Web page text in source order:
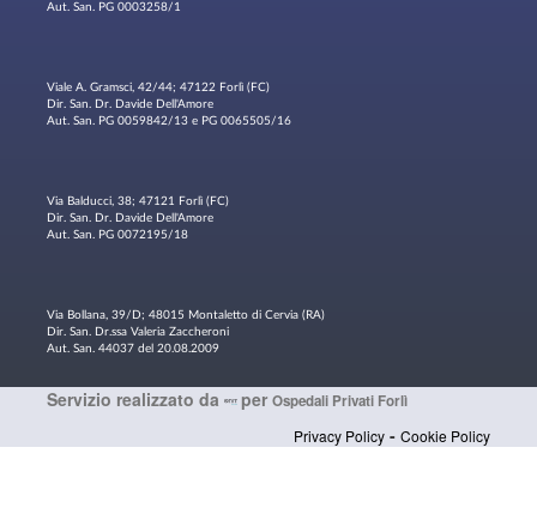
Aut. San. PG 0003258/1
Viale A. Gramsci, 42/44; 47122 Forlì (FC)
Dir. San. Dr. Davide Dell'Amore
Aut. San. PG 0059842/13 e PG 0065505/16
Via Balducci, 38; 47121 Forlì (FC)
Dir. San. Dr. Davide Dell'Amore
Aut. San. PG 0072195/18
Via Bollana, 39/D; 48015 Montaletto di Cervia (RA)
Dir. San. Dr.ssa Valeria Zaccheroni
Aut. San. 44037 del 20.08.2009
Servizio realizzato da per Ospedali Privati Forlì
Privacy Policy -Cookie Policy